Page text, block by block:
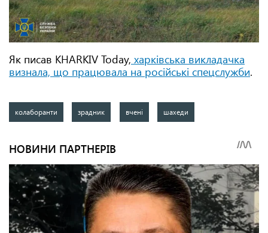
Як писав KHARKIV Today, харківська викладачка
визнала, що працювала на російські спецслужби.
колаборанти зрадник вчені шахеди